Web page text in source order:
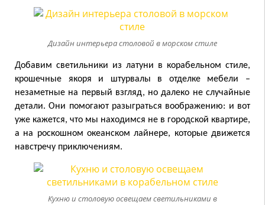
Дизайн интерьера столовой в морском стиле
Добавим светильники из латуни в корабельном стиле,
крошечные якоря и штурвалы в отделке мебели –
незаметные на первый взгляд, но далеко не случайные
детали. Они помогают разыграться воображению: и вот
уже кажется, что мы находимся не в городской квартире,
а на роскошном океанском лайнере, которые движется
навстречу приключениям.
Кухню и столовую освещаем светильниками в